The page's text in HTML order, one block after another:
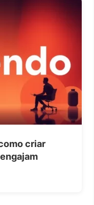
criar